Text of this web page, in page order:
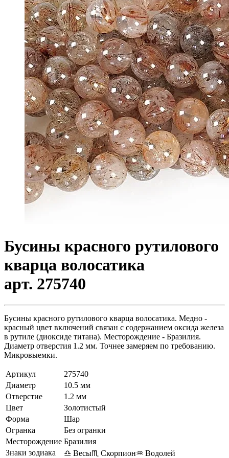
Бусины красного рутилового
кварца волосатика
арт. 275740
Бусины красного рутилового кварца волосатика. Медно -
красный цвет включений связан с содержанием оксида железа
в рутиле (диоксиде титана). Месторождение - Бразилия.
Диаметр отверстия 1.2 мм. Точнее замеряем по требованию.
Микровыемки.
Артикул
275740
Диаметр
10.5 мм
Отверстие
1.2 мм
Цвет
Золотистый
Форма
Шар
Огранка
Без огранки
Месторождение Бразилия
Знаки зодиака
♎ Весы♏ Скорпион♒ Водолей